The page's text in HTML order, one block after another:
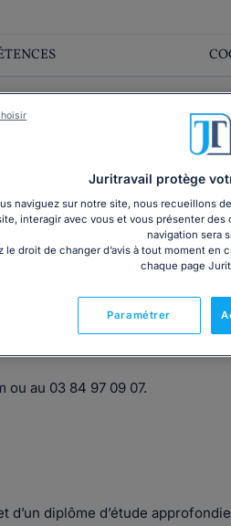
le Cabinet BERTHOLDE a
chacun d’entre nous.
de Besançon :
au 03 84 97 09 07.
d’un diplôme d’étude
Juritravail protège
naviguez sur notre site, nous recueillons
interagir avec vous et vous présenter
navigation sera
le droit de changer d’avis à tout moment
chaque page
Paramétrer